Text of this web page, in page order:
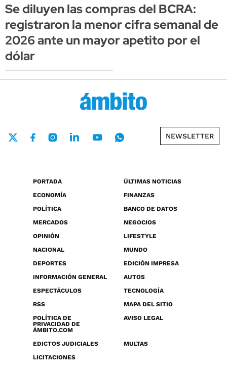
Se diluyen las compras del BCRA:
registraron la menor cifra semanal de
2026 ante un mayor apetito por el
dólar
NEWSLETTER
PORTADA
ÚLTIMAS NOTICIAS
ECONOMÍA
FINANZAS
POLÍTICA
BANCO DE DATOS
MERCADOS
NEGOCIOS
OPINIÓN
LIFESTYLE
NACIONAL
MUNDO
DEPORTES
EDICIÓN IMPRESA
INFORMACIÓN GENERAL
AUTOS
ESPECTÁCULOS
TECNOLOGÍA
RSS
MAPA DEL SITIO
POLÍTICA DE
PRIVACIDAD DE
ÁMBITO.COM
AVISO LEGAL
EDICTOS JUDICIALES
MULTAS
LICITACIONES